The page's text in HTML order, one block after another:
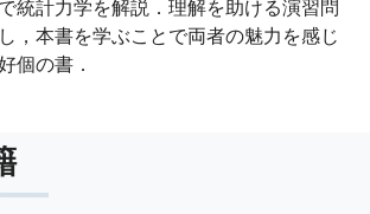
統計力学を解説．理解を助ける演習問
，本書を学ぶことで両者の魅力を感じ
個の書．